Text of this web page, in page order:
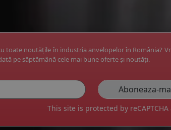
toate noutățile în industria anvelopelor în România?
pe săptămână cele mai bune oferte și noutăți.
This site is protected by